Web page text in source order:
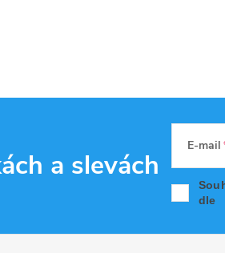
a slevách
E-mail
dle